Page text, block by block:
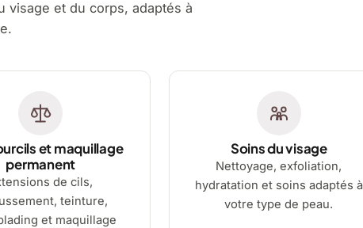
visage et du corps, adaptés à
et maquillage
permanent
de cils,
teinture,
et maquillage
Soins du visage
Nettoyage, exfoliation,
hydratation et soins adaptés à
votre type de peau.